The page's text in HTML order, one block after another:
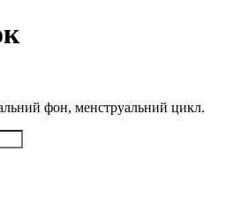
фон, менструальний цикл.